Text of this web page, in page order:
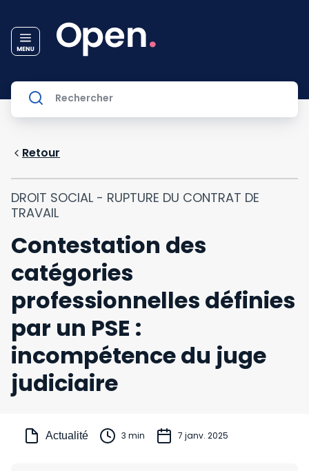
Retour
DROIT SOCIAL - RUPTURE DU CONTRAT DE
TRAVAIL
Contestation des
catégories
professionnelles définies
par un PSE :
incompétence du juge
judiciaire
Actualité 3 min 7 janv. 2025